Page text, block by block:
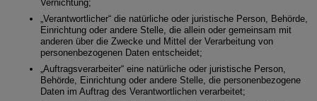
Vernichtung;
„Verantwortlicher“ die natürliche oder juristische Person, Behörde,
Einrichtung oder andere Stelle, die allein oder gemeinsam mit
anderen über die Zwecke und Mittel der Verarbeitung von
personenbezogenen Daten entscheidet;
„Auftragsverarbeiter“ eine natürliche oder juristische Person,
Behörde, Einrichtung oder andere Stelle, die personenbezogene
Daten im Auftrag des Verantwortlichen verarbeitet;